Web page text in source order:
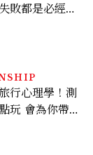
敗都是必經過
行心理學！測
玩 會為你帶來